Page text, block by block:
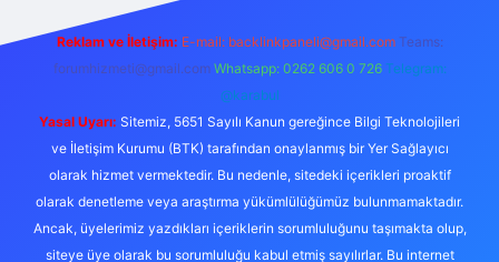
Reklam ve İletişim: E-mail: backlinkpaneli@gmail.com Teams:
forumhizmeti@gmail.com Whatsapp: 0262 606 0 726 Telegram:
@karabul
Yasal Uyarı: Sitemiz, 5651 Sayılı Kanun gereğince Bilgi Teknolojileri
ve İletişim Kurumu (BTK) tarafından onaylanmış bir Yer Sağlayıcı
olarak hizmet vermektedir. Bu nedenle, sitedeki içerikleri proaktif
olarak denetleme veya araştırma yükümlülüğümüz bulunmamaktadır.
Ancak, üyelerimiz yazdıkları içeriklerin sorumluluğunu taşımakta olup,
siteye üye olarak bu sorumluluğu kabul etmiş sayılırlar. Bu internet